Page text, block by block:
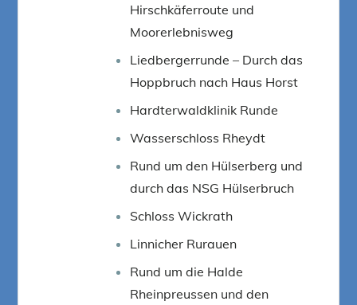
Hirschkäferroute und
Moorerlebnisweg
Liedbergerrunde – Durch das
Hoppbruch nach Haus Horst
Hardterwaldklinik Runde
Wasserschloss Rheydt
Rund um den Hülserberg und
durch das NSG Hülserbruch
Schloss Wickrath
Linnicher Rurauen
Rund um die Halde
Rheinpreussen und den